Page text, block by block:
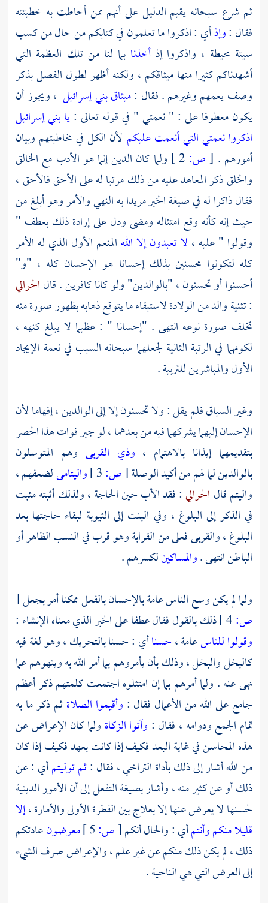
ثم شرع سبحانه يقيم الدليل على أنهم ممن أحاطت به خطيئته
فقال :وإذأي : اذكروا ما تعلمون في كتابكم من حال من كسب
سيئة محيطة ، واذكروا إذ أخذنابما لنا من تلك العظمة التي
أشهدناكم كثيرا منها ميثاقكم ، ولكنه أظهر لطول الفصل بذكر
وصف يعمهم وغيرهم . فقال :ميثاق بني إسرائيل ، ويجوز أن
يكون معطوفا على : " نعمتي " في قوله تعالى :يا بني إسرائيل
اذكروا نعمتي التي أنعمت عليكم لأن الكل في مخاطبتهم وبيان
أمورهم . [ص:
ولما كان الدين إنما هو الأدب مع الخالق
والخلق ذكر المعاهد عليه من ذلك مرتبا له على الأحق فالأحق ،
فقال ذاكرا له في صيغة الخبر مريدا به النهي والأمر وهو أبلغ من
حيث إنه كأنه وقع امتثاله ومضى ودل على إرادة ذلك بعطف "
وقولوا " عليه ، لا تعبدون إلا اللهالمنعم الأول الذي له الأمر
كله لتكونوا محسنين بذلك إحسانا هو الإحسان كله ، "و"
أحسنوا أو تحسنون ، "بالوالدين" ولو كانا كافرين . قالالحرالي
: تثنية والد من الولادة لاستبقاء ما يتوقع ذهابه بظهور صورة منه
تخلف صورة نوعه انتهى . "إحسانا " : عظيما لا يبلغ كنهه ،
لكونهما في الرتبة الثانية لجعلهما سبحانه السبب في نعمة الإيجاد
الأول والمباشرين للتربية .
وغير السياق فلم يقل : ولا تحسنون إلا إلى الوالدين ، إفهاما لأن
الإحسان إليهما يشركهما فيه من بعدهما ، لو جبر فوات هذا الحصر
بتقديمهما إيذانا بالاهتمام ، وذي القربى وهم المتوسلون
بالوالدين لما لهم من أكيد الوصلة[ص: واليتامىلضعفهم ،
واليتم قال الحرالي: فقد الأب حين الحاجة ، ولذلك أثبته مثبت
في الذكر إلى البلوغ ، وفي البنت إلى الثيوبة لبقاء حاجتها بعد
البلوغ ، والقربى فعلى من القرابة وهو قرب في النسب الظاهر أو
الباطن انتهى .والمساكينلكسرهم .
ولما لم يكن وسع الناس عامة بالإحسان بالفعل ممكنا أمر بجعل[
ص:
ذلك بالقول فقال عطفا على الخبر الذي معناه الإنشاء :
وقولوا للناسعامة ،حسناأي : حسنا بالتحريك ، وهو لغة فيه
كالبخل والبخل ، وذلك بأن يأمروهم بما أمر الله به وينهوهم عما
نهى عنه . ولما أمرهم بما إن امتثلوه اجتمعت كلمتهم ذكر أعظم
جامع على الله من الأعمال فقال : وأقيموا الصلاةثم ذكر ما به
تمام الجمع ودوامه ، فقال : وآتوا الزكاة ولما كان الإعراض عن
هذه المحاسن في غاية البعد فكيف إذا كانت بعهد فكيف إذا كان
من الله أشار إلى ذلك بأداة التراخي ، فقال :ثم توليتمأي : عن
ذلك أو عن كثير منه ، وأشار بصيغة التفعل إلى أن الأمور الدينية
لحسنها لا يعرض عنها إلا بعلاج بين الفطرة الأولى والأمارة ،إلا
قليلا منكم وأنتمأي : والحال أنكم[ص: معرضونعادتكم
ذلك ، لم يكن ذلك منكم عن غير علم ، والإعراض صرف الشيء
إلى العرض التي هي الناحية .